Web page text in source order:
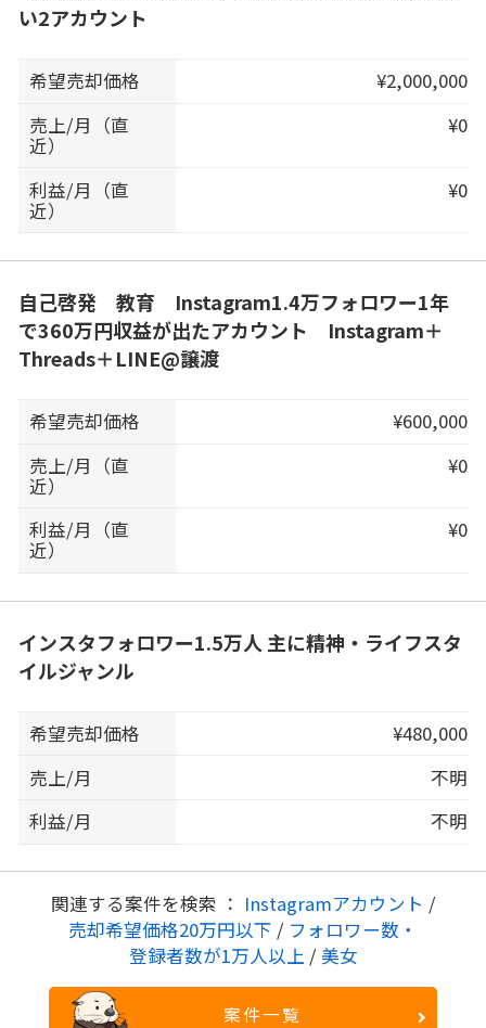
い2アカウント
希望売却価格
¥2,000,000
売上/月（直
近）
¥0
利益/月（直
近）
¥0
自己啓発 教育 Instagram1.4万フォロワー1年
で360万円収益が出たアカウント Instagram＋
Threads＋LINE@譲渡
希望売却価格
¥600,000
売上/月（直
近）
¥0
利益/月（直
近）
¥0
インスタフォロワー1.5万人 主に精神・ライフスタ
イルジャンル
希望売却価格
¥480,000
売上/月
不明
利益/月
不明
関連する案件を検索 ： Instagramアカウント /
売却希望価格20万円以下 / フォロワー数・
登録者数が1万人以上 / 美女
案件一覧